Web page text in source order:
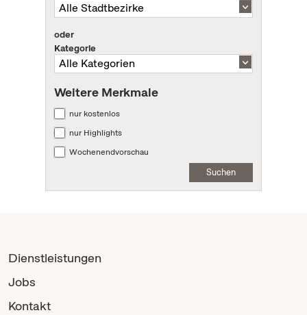
oder
Kategorie
Weitere Merkmale
nur kostenlos
nur Highlights
Wochenendvorschau
Suchen
Dienstleistungen
Jobs
Kontakt